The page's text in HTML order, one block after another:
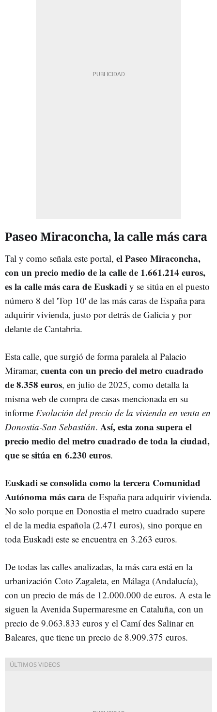
Paseo Miraconcha, la calle más cara
Tal y como señala este portal, el Paseo Miraconcha,
con un precio medio de la calle de 1.661.214 euros,
es la calle más cara de Euskadi y se sitúa en el puesto
número 8 del 'Top 10' de las más caras de España para
adquirir vivienda, justo por detrás de Galicia y por
delante de Cantabria.
Esta calle, que surgió de forma paralela al Palacio
Miramar, cuenta con un precio del metro cuadrado
de 8.358 euros, en julio de 2025, como detalla la
misma web de compra de casas mencionada en su
informe Evolución del precio de la vivienda en venta en
Donostia-San Sebastián. Así, esta zona supera el
precio medio del metro cuadrado de toda la ciudad,
que se sitúa en 6.230 euros.
Euskadi se consolida como la tercera Comunidad
Autónoma más cara de España para adquirir vivienda.
No solo porque en Donostia el metro cuadrado supere
el de la media española (2.471 euros), sino porque en
toda Euskadi este se encuentra en 3.263 euros.
De todas las calles analizadas, la más cara está en la
urbanización Coto Zagaleta, en Málaga (Andalucía),
con un precio de más de 12.000.000 de euros. A esta le
siguen la Avenida Supermaresme en Cataluña, con un
precio de 9.063.833 euros y el Camí des Salinar en
Baleares, que tiene un precio de 8.909.375 euros.